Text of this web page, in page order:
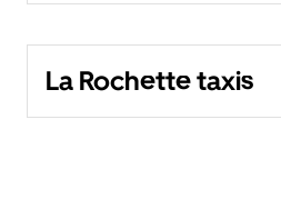
La Rochette taxis